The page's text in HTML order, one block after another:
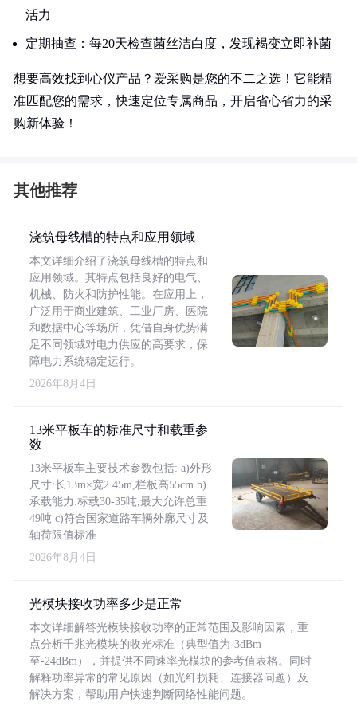
活力
定期抽查：每20天检查菌丝洁白度，发现褐变立即补菌
想要高效找到心仪产品？爱采购是您的不二之选！它能精
准匹配您的需求，快速定位专属商品，开启省心省力的采
购新体验！
其他推荐
浇筑母线槽的特点和应用领域
本文详细介绍了浇筑母线槽的特点和
应用领域。其特点包括良好的电气、
机械、防火和防护性能。在应用上，
广泛用于商业建筑、工业厂房、医院
和数据中心等场所，凭借自身优势满
足不同领域对电力供应的高要求，保
障电力系统稳定运行。
2026年8月4日
13米平板车的标准尺寸和载重参
数
13米平板车主要技术参数包括: a)外形
尺寸:长13m×宽2.45m,栏板高55cm b)
承载能力:标载30-35吨,最大允许总重
49吨 c)符合国家道路车辆外廓尺寸及
轴荷限值标准
2026年8月4日
光模块接收功率多少是正常
本文详细解答光模块接收功率的正常范围及影响因素，重
点分析千兆光模块的收光标准（典型值为-3dBm
至-24dBm），并提供不同速率光模块的参考值表格。同时
解释功率异常的常见原因（如光纤损耗、连接器问题）及
解决方案，帮助用户快速判断网络性能问题。